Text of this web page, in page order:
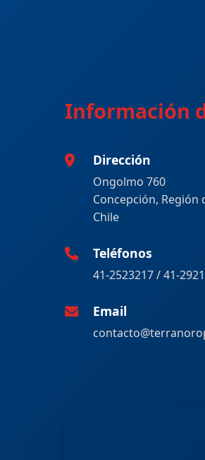
Información
Dirección
Ongolmo 760
Concepción, Región
Chile
Teléfonos
41-2523217/41-
Email